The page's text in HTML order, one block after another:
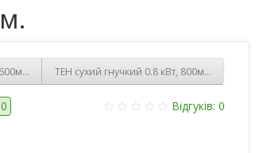
нержавіюча сталь, 8.5 мм.
ТЕН сухий гнучкий 0.8 кВт, 800мм,
Відгуків: 0